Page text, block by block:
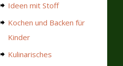
Ideen mit Stoff
Kochen und Backen für
Kinder
Kulinarisches